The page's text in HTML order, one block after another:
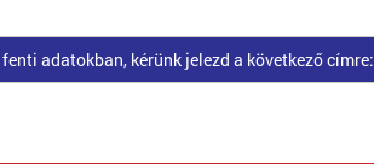
adatokban, kérünk jelezd a következő címre: